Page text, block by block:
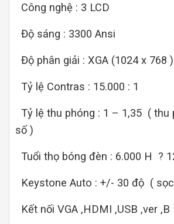
Công nghệ : 3 LCD
Độ sáng : 3300 Ansi
Độ phân giải : XGA (1024 x 768 )
Tỷ lệ Contras : 15.000 : 1
Tỷ lệ thu phóng : 1 – 1,35 ( thu
số )
Tuổi thọ bóng đèn : 6.000 H ?
Keystone Auto : +/- 30 độ (
Kết nối VGA ,HDMI ,USB ,ver ,B